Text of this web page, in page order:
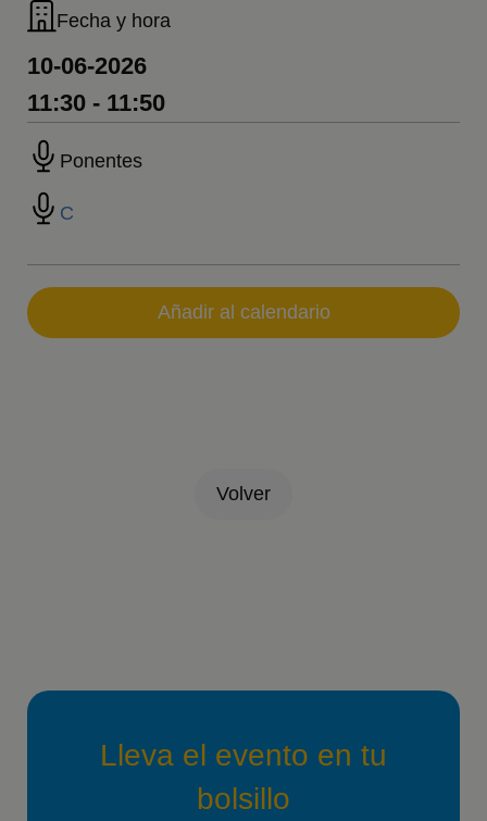
Fecha y hora
10-06-2026
11:30 - 11:50
Ponentes
C
Añadir al calendario
Volver
Lleva el evento en tu
bolsillo